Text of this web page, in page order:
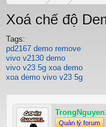
Xoá chế độ
Tags:
pd2167 demo remove
vivo v2130 demo
vivo v23 5g xoa demo
xoa demo vivo v23 5g
Quản lý forum